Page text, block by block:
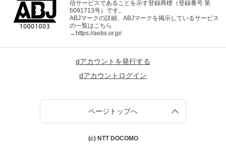
信サービスであることを示す登録商標（登録番号 第
6091713号）です。
ABJマークの詳細、ABJマークを掲示しているサービス
の一覧はこちら
→ https://aebs.or.jp/
dアカウントを発行する
dアカウントログイン
ページトップへ
(c) NTT DOCOMO